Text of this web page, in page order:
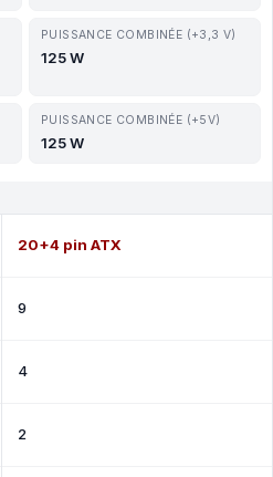
PUISSANCE COMBINÉE (+3,3 V)
125 W
PUISSANCE COMBINÉE (+5V)
125 W
20+4 pin ATX
9
4
2